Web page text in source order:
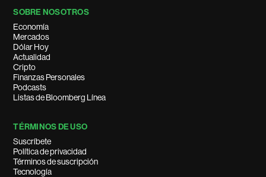
SOBRE NOSOTROS
Economía
Mercados
Dólar Hoy
Actualidad
Cripto
Finanzas Personales
Podcasts
Listas de Bloomberg Línea
TÉRMINOS DE USO
Suscríbete
Política de privacidad
Términos de suscripción
Tecnología